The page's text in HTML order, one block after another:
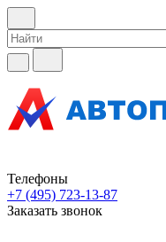
Телефоны
+7 (495) 723-13-87
Заказать звонок